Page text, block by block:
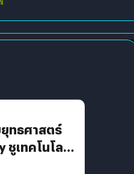
ยุทธศาสตร์
ชูเทคโนโลยี